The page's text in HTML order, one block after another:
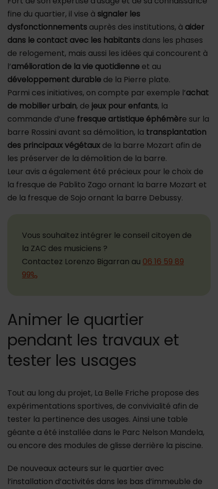
fine du quartier, il vise à signaler les
dysfonctionnements auprès des institutions, à aider
dans le contact avec les habitants dans les phases
de relogement, mais aussi les idées qui concourent à
l’amélioration de la vie quotidienne et au
développement durable de la Pierre plate.
Parmi ces initiatives, on compte par exemple l’achat
de mobilier urbain, de jeux pour enfants, la
commande d’une fresque artistique éphémère sur la
barre Rossini avant sa démolition, la transplantation
des principaux végétaux de la barre Mozart afin de
les préserver de la démolition de la barre.
Leur avis a également été précieux pour le choix de
la fresque de Pablito Zago ornant la barre Mozart et
de la fresque de Sojo ornant la barre Debussy.
Vous souhaitez intégrer le conseil citoyen de
la ZAC des musiciens ?
Contactez Lorenzo Bigarran au 06 16 59 89
99
Animer le quartier
pendant les travaux et
tester les usages
Tout au long du projet, La Belle Friche propose des
expérimentations sportives, de convivialité afin de
tester la pertinence des usages. Ainsi une table
géante a été installée dans le Parc Nelson Mandela,
ou encore des modules de glisse derrière la piscine.
De nouveaux acteurs sur le quartier avec
l’installation d’activités dans les bas d’immeuble de